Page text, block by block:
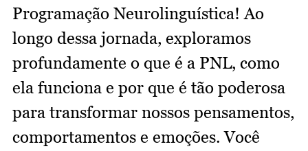
Programação Neurolinguística! Ao
longo dessa jornada, exploramos
profundamente o que é a PNL, como
ela funciona e por que é tão poderosa
para transformar nossos pensamentos,
comportamentos e emoções. Você